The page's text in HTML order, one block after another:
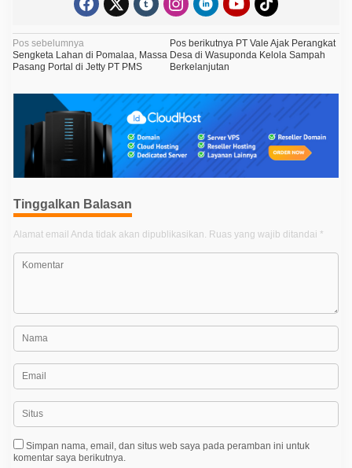
N
a
v
p
o
s
Pos sebelumnya
Sengketa Lahan di Pomalaa, Massa
Pasang Portal di Jetty PT PMS
Pos berikutnyaPT Vale Ajak Perangkat
Desa di Wasuponda Kelola Sampah
Berkelanjutan
Tinggalkan Balasan
Alamat email Anda tidak akan dipublikasikan. Ruas yang wajib ditandai *
Simpan nama, email, dan situs web saya pada peramban ini untuk
komentar saya berikutnya.